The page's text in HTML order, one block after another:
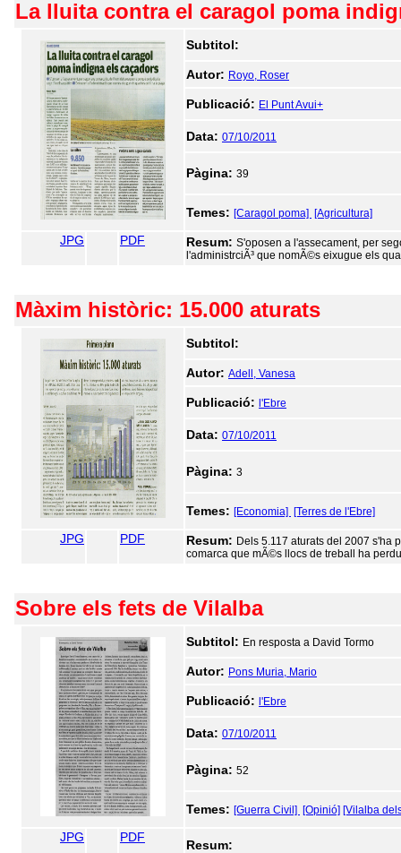
La lluita contra el caragol poma
Subtitol:
Autor: Royo, Roser
Publicació: El Punt Avui+
Data: 07/10/2011
Pàgina: 39
Temes: [Caragol poma] [Agricultura]
JPG PDF Resum: S'oposen a l'assecament, per
l'administrciÃ³ que nomÃ©s eixugue els
Màxim històric: 15.000 aturats
Subtitol:
Autor: Adell, Vanesa
Publicació: l'Ebre
Data: 07/10/2011
Pàgina: 3
Temes: [Economia] [Terres de l'Ebre]
JPG PDF Resum: Dels 5.117 aturats del 2007 s'ha
comarca que mÃ©s llocs de treball ha
Sobre els fets de Vilalba
Subtitol: En resposta a David Tormo
Autor: Pons Muria, Mario
Publicació: l'Ebre
Data: 07/10/2011
Pàgina: 52
Temes: [Guerra Civil] [Opinió] [Vilalba
JPG PDF
Resum: